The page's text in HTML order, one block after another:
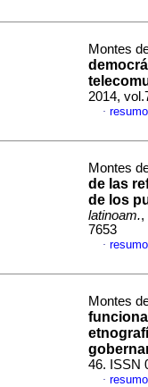
Montes
2014,
·
Montes
de las
de los
latinoam.,
7653
·
Montes
46. ISSN
·